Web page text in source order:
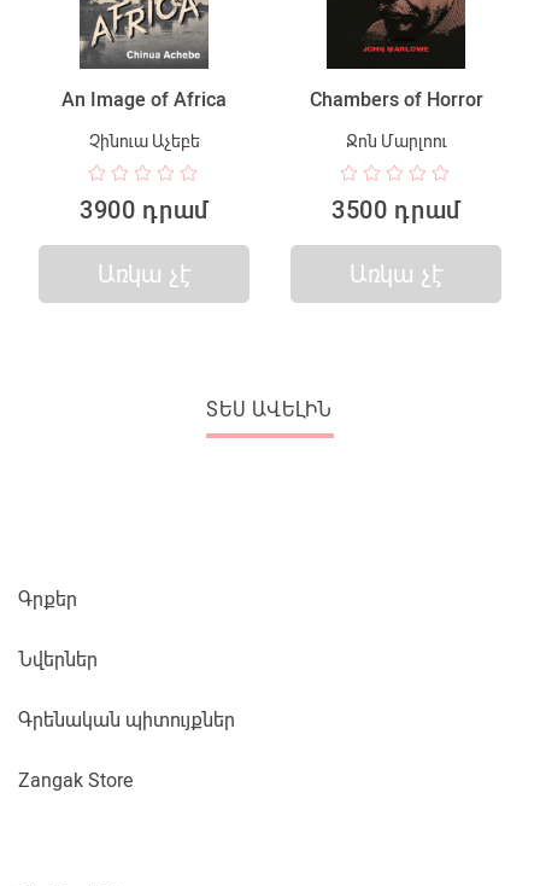
An Image of Africa
Չինուա Աչեբե
3900 դրամ
Առկա չէ
Chambers of Horror
Ջոն Մարլոու
3500 դրամ
Առկա չէ
ՏԵՍ ԱՎԵԼԻՆ
Գրքեր
Նվերներ
Գրենական պիտույքներ
Zangak Store